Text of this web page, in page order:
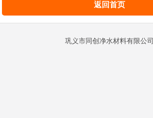
返回首页
巩义市同创净水材料有限公司